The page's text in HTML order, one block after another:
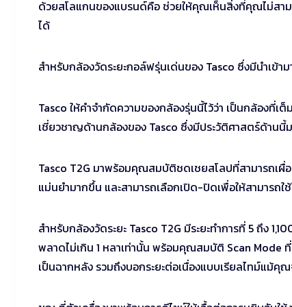
ด้วยสโลแกนของแบรนด์คือ ช่วยให้คุณเห็นสิ่งที่คุณไม่สา
ได้
สำหรับกล้องวัดระยะกอล์ฟรุ่นเด่นของ Tasco ซึ่งมีนำเข้า
Tasco ให้คำจำกัดความของกล้องรุ่นนี้ไว้ว่า เป็นกล้องที่
เชี่ยวชาญด้านกล้องของ Tasco ซึ่งมีประวัติศาสตร์ด้านนี้
Tasco T2G มาพร้อมคุณสมบัติชดเชยสโลปที่สามารถเผื่
แม่นยำมากขึ้น และสามารถเลือกเปิด-ปิดเพื่อให้สามารถ
สำหรับกล้องวัดระยะ Tasco T2G มีระยะทำการที่ 5 ถึง
พลาดไม่เกิน 1 หลาเท่านั้น พร้อมคุณสมบัติ Scan Mode
เป็นฉากหลัง รวมถึงบอกระยะต่อเนื่องแบบเรียลไทม์แม้คุ